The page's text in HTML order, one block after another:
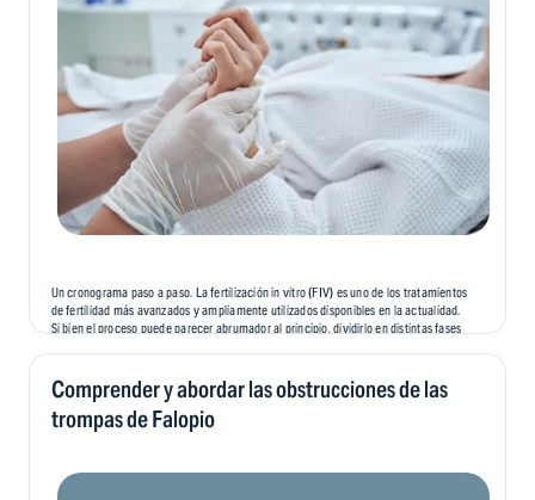
Un cronograma paso a paso. La fertilización in vitro (FIV) es uno de los tratamientos
de fertilidad más avanzados y ampliamente utilizados disponibles en la actualidad.
Si bien el proceso puede parecer abrumador al principio, dividirlo en distintas fases
Comprender y abordar las obstrucciones de las
trompas de Falopio